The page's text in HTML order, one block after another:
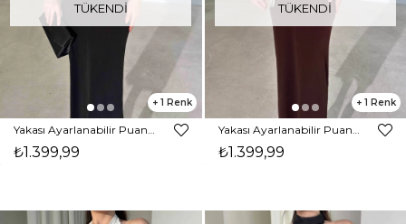
TÜKENDI
1
Yakası Ayarlanabilir Puantiyeli Drape Detaylı Midi Siyah Joan Kadın Elbise 26Y285
₺1.399,99
TÜKENDI
1
Yakası Ayarlanabilir Puantiyeli Drape Detaylı Midi Kahverengi Joan Kadın Elbise 26Y285
₺1.399,99